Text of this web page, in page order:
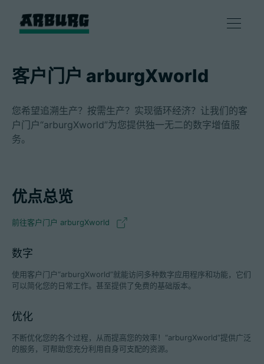
产品
解决方案
咨询和服务
招聘信息
技术参数
客户门户 arburgXworld
您希望追溯生产？按需生产？实现循环经济？让我们的客
户门户“arburgXworld”为您提供独一无二的数字增值服
务。
优点总览
前往客户门户 arburgXworld
数字
使用客户门户“arburgXworld”就能访问多种数字应用程序和功能，它们
可以简化您的日常工作。甚至提供了免费的基础版本。
优化
不断优化您的各个过程，从而提高您的效率！“arburgXworld”提供广泛
的服务，可帮助您充分利用自身可支配的资源。